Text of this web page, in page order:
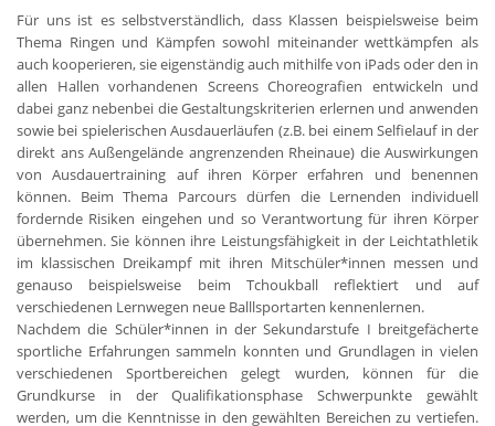
Für uns ist es selbstverständlich, dass Klassen beispielsweise beim
Thema Ringen und Kämpfen sowohl miteinander wettkämpfen als
auch kooperieren, sie eigenständig auch mithilfe von iPads oder den in
allen Hallen vorhandenen Screens Choreografien entwickeln und
dabei ganz nebenbei die Gestaltungskriterien erlernen und anwenden
sowie bei spielerischen Ausdauerläufen (z.B. bei einem Selfielauf in der
direkt ans Außengelände angrenzenden Rheinaue) die Auswirkungen
von Ausdauertraining auf ihren Körper erfahren und benennen
können. Beim Thema Parcours dürfen die Lernenden individuell
fordernde Risiken eingehen und so Verantwortung für ihren Körper
übernehmen. Sie können ihre Leistungsfähigkeit in der Leichtathletik
im klassischen Dreikampf mit ihren Mitschüler*innen messen und
genauso beispielsweise beim Tchoukball reflektiert und auf
verschiedenen Lernwegen neue Balllsportarten kennenlernen.
Nachdem die Schüler*innen in der Sekundarstufe I breitgefächerte
sportliche Erfahrungen sammeln konnten und Grundlagen in vielen
verschiedenen Sportbereichen gelegt wurden, können für die
Grundkurse in der Qualifikationsphase Schwerpunkte gewählt
werden, um die Kenntnisse in den gewählten Bereichen zu vertiefen.